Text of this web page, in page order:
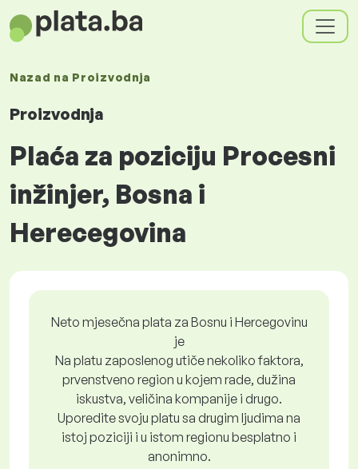
Nazad na Proizvodnja
Proizvodnja
Plaća za poziciju Procesni
inžinjer, Bosna i
Herecegovina
Neto mjesečna plata za Bosnu i Hercegovinu
je
Na platu zaposlenog utiče nekoliko faktora,
prvenstveno region u kojem rade, dužina
iskustva, veličina kompanije i drugo.
Uporedite svoju platu sa drugim ljudima na
istoj poziciji i u istom regionu besplatno i
anonimno.